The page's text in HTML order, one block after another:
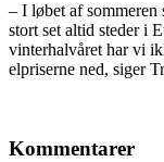
– I løbet af sommeren
stort set altid steder i
vinterhalvåret har vi
elpriserne ned, siger
Kommentarer